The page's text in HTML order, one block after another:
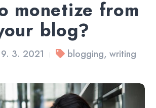
monetize from
blog?
9. 3. 2021 | blogging, writing